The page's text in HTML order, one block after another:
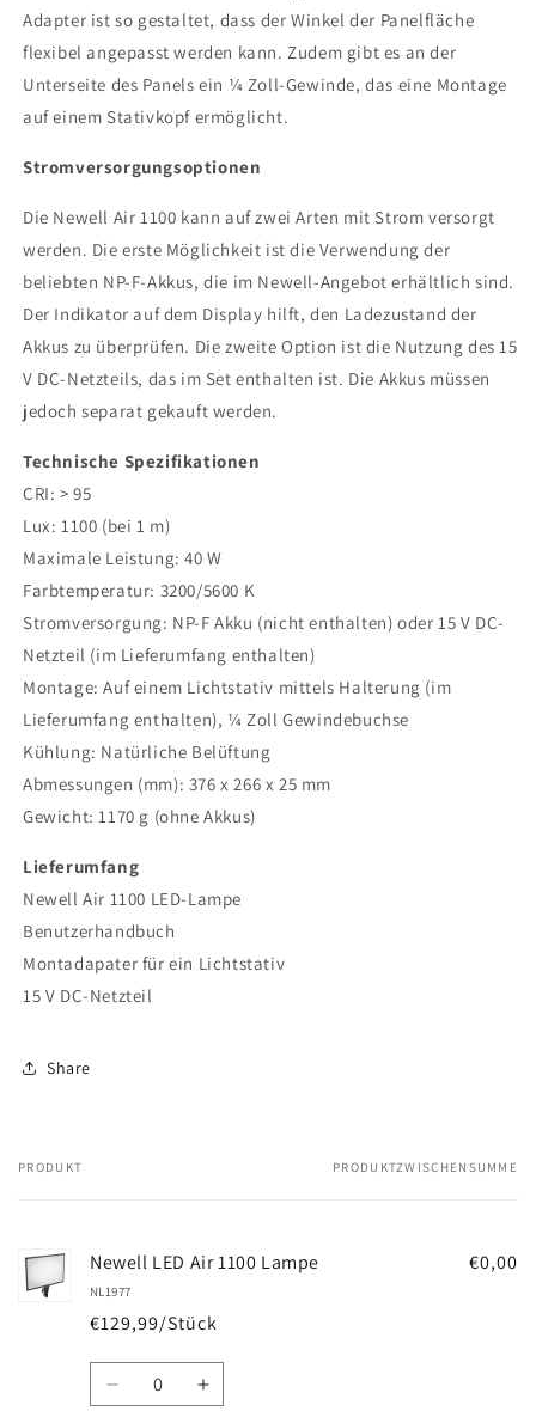
Adapter ist so gestaltet, dass der Winkel der Panelfläche
flexibel angepasst werden kann. Zudem gibt es an der
Unterseite des Panels ein ¼ Zoll-Gewinde, das eine Montage
auf einem Stativkopf ermöglicht.
Stromversorgungsoptionen
Die Newell Air 1100 kann auf zwei Arten mit Strom versorgt
werden. Die erste Möglichkeit ist die Verwendung der
beliebten NP-F-Akkus, die im Newell-Angebot erhältlich sind.
Der Indikator auf dem Display hilft, den Ladezustand der
Akkus zu überprüfen. Die zweite Option ist die Nutzung des 15
V DC-Netzteils, das im Set enthalten ist. Die Akkus müssen
jedoch separat gekauft werden.
Technische Spezifikationen
CRI: > 95
Lux: 1100 (bei 1 m)
Maximale Leistung: 40 W
Farbtemperatur: 3200/5600 K
Stromversorgung: NP-F Akku (nicht enthalten) oder 15 V DC-
Netzteil (im Lieferumfang enthalten)
Montage: Auf einem Lichtstativ mittels Halterung (im
Lieferumfang enthalten), ¼ Zoll Gewindebuchse
Kühlung: Natürliche Belüftung
Abmessungen (mm): 376 x 266 x 25 mm
Gewicht: 1170 g (ohne Akkus)
Lieferumfang
Newell Air 1100 LED-Lampe
Benutzerhandbuch
Montadapater für ein Lichtstativ
15 V DC-Netzteil
Share
Dein
PRODUKT PRODUKTZWISCHENSUMME
Newell LED Air 1100 Lampe
NL1977
€129,99/Stück
€0,00
Anzahl
VerringereErhöhe